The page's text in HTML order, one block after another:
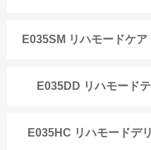
E035SM リハモードケア
E035DD リハモード
E035HC リハモードデ